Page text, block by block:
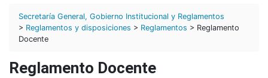
Secretaría General, Gobierno Institucional y Reglamentos
> Reglamentos y disposiciones > Reglamentos > Reglamento
Docente
Reglamento Docente